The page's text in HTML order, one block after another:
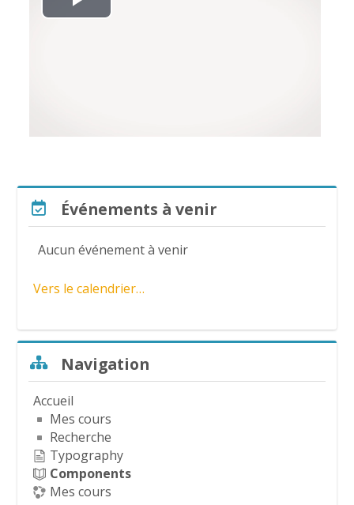
L
a
v
d
é
o
Événements à venir
Aucun événement à venir
Vers le calendrier…
Navigation
Accueil
Mes cours
Recherche
Typography
Components
Mes cours